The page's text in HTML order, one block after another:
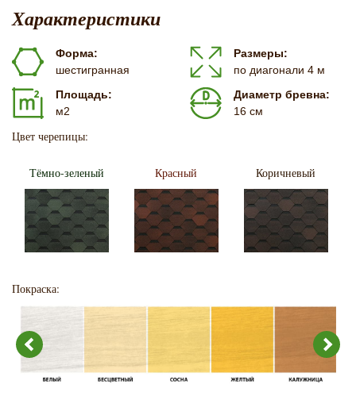
Характеристики
Форма:
шестигранная
Размеры:
по диагонали 4 м
Площадь:
м2
Диаметр бревна:
16 см
Цвет черепицы:
Тёмно-зеленый Красный Коричневый
Покраска: